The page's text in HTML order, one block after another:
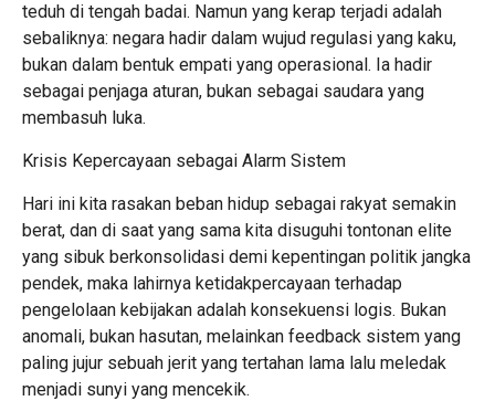
teduh di tengah badai. Namun yang kerap terjadi adalah
sebaliknya: negara hadir dalam wujud regulasi yang kaku,
bukan dalam bentuk empati yang operasional. Ia hadir
sebagai penjaga aturan, bukan sebagai saudara yang
membasuh luka.
Krisis Kepercayaan sebagai Alarm Sistem
Hari ini kita rasakan beban hidup sebagai rakyat semakin
berat, dan di saat yang sama kita disuguhi tontonan elite
yang sibuk berkonsolidasi demi kepentingan politik jangka
pendek, maka lahirnya ketidakpercayaan terhadap
pengelolaan kebijakan adalah konsekuensi logis. Bukan
anomali, bukan hasutan, melainkan feedback sistem yang
paling jujur sebuah jerit yang tertahan lama lalu meledak
menjadi sunyi yang mencekik.